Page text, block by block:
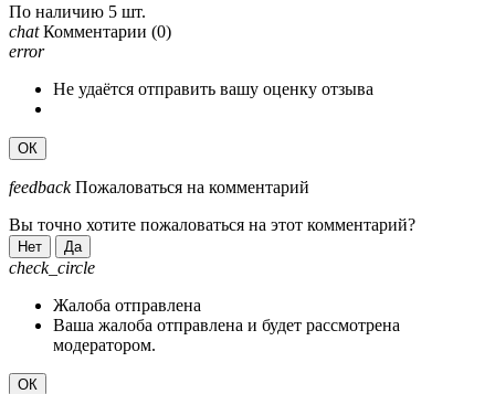
По наличию 5 шт.
chat Комментарии (0)
error
Не удаётся отправить вашу оценку отзыва
ОК
feedback Пожаловаться на комментарий
Вы точно хотите пожаловаться на этот комментарий?
Нет Да
check_circle
Жалоба отправлена
Ваша жалоба отправлена и будет рассмотрена
модератором.
ОК